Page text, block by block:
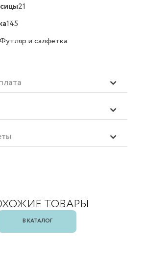
21
145
Футляр и салфетка
ТОВАРЫ
В КАТАЛОГ